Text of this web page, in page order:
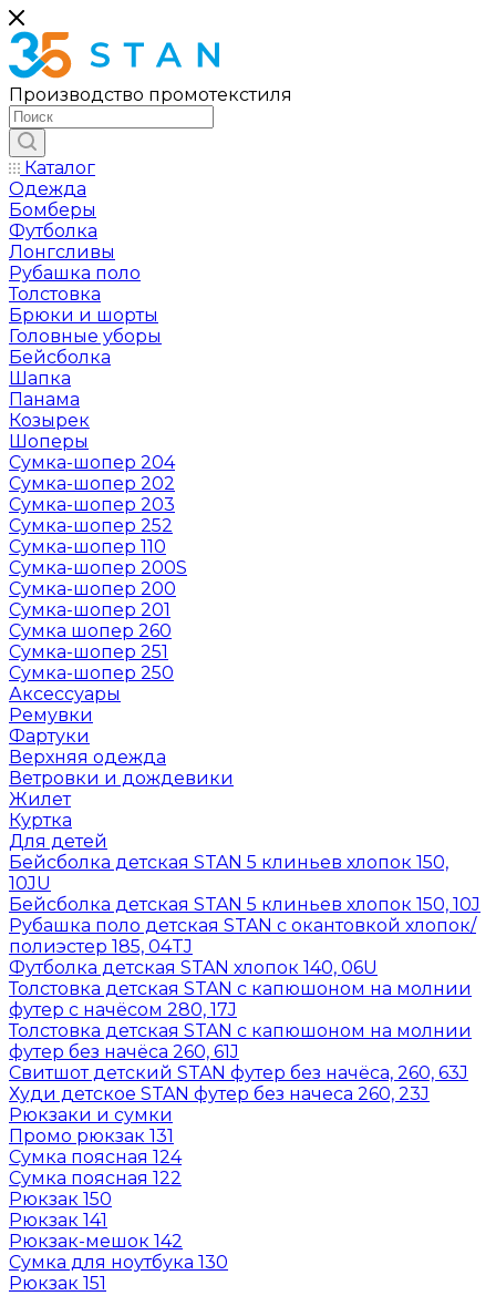
Производство промотекстиля
Каталог
Одежда
Бомберы
Футболка
Лонгсливы
Рубашка поло
Толстовка
Брюки и шорты
Головные уборы
Бейсболка
Шапка
Панама
Козырек
Шоперы
Сумка-шопер 204
Сумка-шопер 202
Сумка-шопер 203
Сумка-шопер 252
Сумка-шопер 110
Сумка-шопер 200S
Сумка-шопер 200
Сумка-шопер 201
Сумка шопер 260
Сумка-шопер 251
Сумка-шопер 250
Аксессуары
Ремувки
Фартуки
Верхняя одежда
Ветровки и дождевики
Жилет
Куртка
Для детей
Бейсболка детская STAN 5 клиньев хлопок 150,
10JU
Бейсболка детская STAN 5 клиньев хлопок 150, 10J
Рубашка поло детская STAN с окантовкой хлопок/
полиэстер 185, 04TJ
Футболка детская STAN хлопок 140, 06U
Толстовка детская STAN с капюшоном на молнии
футер с начёсом 280, 17J
Толстовка детская STAN с капюшоном на молнии
футер без начёса 260, 61J
Свитшот детский STAN футер без начёса, 260, 63J
Худи детское STAN футер без начеса 260, 23J
Рюкзаки и сумки
Промо рюкзак 131
Сумка поясная 124
Сумка поясная 122
Рюкзак 150
Рюкзак 141
Рюкзак-мешок 142
Сумка для ноутбука 130
Рюкзак 151